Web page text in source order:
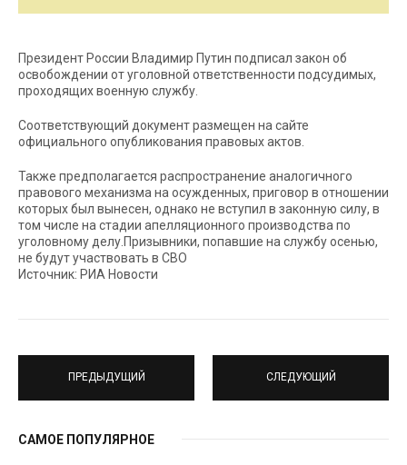
Президент России Владимир Путин подписал закон об
освобождении от уголовной ответственности подсудимых,
проходящих военную службу.
Соответствующий документ размещен на сайте
официального опубликования правовых актов.
Также предполагается распространение аналогичного
правового механизма на осужденных, приговор в отношении
которых был вынесен, однако не вступил в законную силу, в
том числе на стадии апелляционного производства по
уголовному делу.Призывники, попавшие на службу осенью,
не будут участвовать в СВО
Источник: РИА Новости
ПРЕДЫДУЩИЙ СЛЕДУЮЩИЙ
САМОЕ ПОПУЛЯРНОЕ